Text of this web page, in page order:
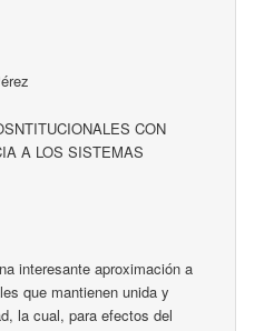
CON
A LOS SISTEMAS
interesante aproximación a
que mantienen unida y
la cual, para efectos del